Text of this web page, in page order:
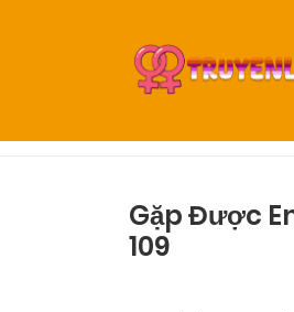
Gặp Được
109